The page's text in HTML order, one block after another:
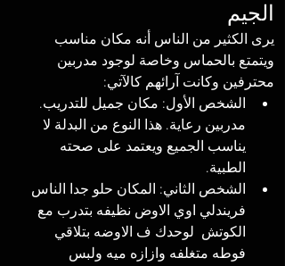
الجيم
يرى الكثير من الناس أنه مكان مناسب
ويتمتع بالحماس وخاصة لوجود مدربين
محترفين وكانت آرائهم كالآتي:
الشخص الأول: مكان جميل للتدريب.
مدربين رعاية. هذا النوع من البدلة لا
يناسب الجميع ويعتمد على صحته
الطبية.
الشخص الثاني: المكان حلو جدا الناس
فريندلي اوي الاوض نظيفه بتدرب مع
الكوتش  لوحدك ف الاوضه بتلاقي
فوطه متغلفه وازازه ميه ولبس